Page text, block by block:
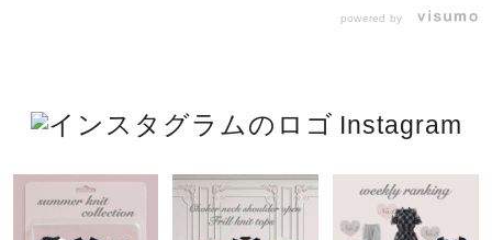
powered by
Instagram